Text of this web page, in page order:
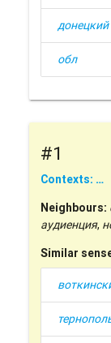
донецкий
обл
#1
Contexts: …
Neighbours:
аудиенция,
Similar